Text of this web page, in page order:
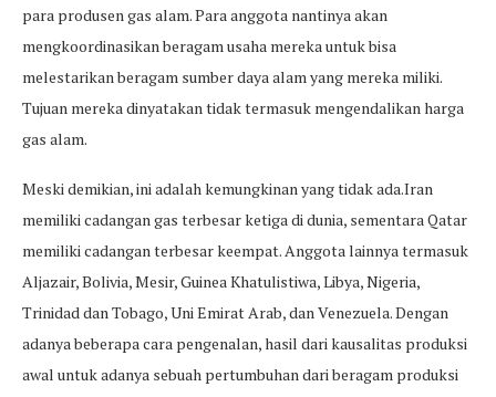
para produsen gas alam. Para anggota nantinya akan
mengkoordinasikan beragam usaha mereka untuk bisa
melestarikan beragam sumber daya alam yang mereka miliki.
Tujuan mereka dinyatakan tidak termasuk mengendalikan harga
gas alam.
Meski demikian, ini adalah kemungkinan yang tidak ada.Iran
memiliki cadangan gas terbesar ketiga di dunia, sementara Qatar
memiliki cadangan terbesar keempat. Anggota lainnya termasuk
Aljazair, Bolivia, Mesir, Guinea Khatulistiwa, Libya, Nigeria,
Trinidad dan Tobago, Uni Emirat Arab, dan Venezuela. Dengan
adanya beberapa cara pengenalan, hasil dari kausalitas produksi
awal untuk adanya sebuah pertumbuhan dari beragam produksi